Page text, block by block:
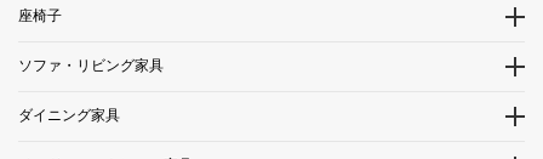
座椅子
ソファ・リビング家具
ダイニング家具